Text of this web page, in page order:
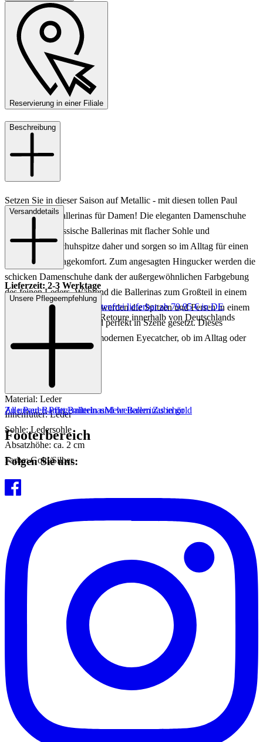
Reservierung in einer Filiale
Beschreibung
Setzen Sie in dieser Saison auf Metallic - mit diesen tollen Paul
Barritt Leder-Ballerinas für Damen! Die eleganten Damenschuhe
kommen als klassische Ballerinas mit flacher Sohle und
abgerundeter Schuhspitze daher und sorgen so im Alltag für einen
angenehmen Tragekomfort. Zum angesagten Hingucker werden die
schicken Damenschuhe dank der außergewöhnlichen Farbgebung
des feinen Leders. Während die Ballerinas zum Großteil in einem
frischen Silver erstrahlen, werden die Spitzen und Fersen in einem
warm schimmernden Gold perfekt in Szene gesetzt. Dieses
Farbspiel sorgt für einen modernen Eyecatcher, ob im Alltag oder
Artikelnr.: 103901692712
Material: Leder
Innenfutter: Leder
Sohle: Ledersohle
Absatzhöhe: ca. 2 cm
Farbe: Gold/Silber
Versanddetails
Lieferzeit: 2-3 Werktage
Keine Versandkosten:
kostenfrei lieferbar ab 79,95 € in DE
Einfache und Kostenlose Retoure innerhalb von Deutschlands
Unsere Pflegeempfehlung
Zu unseren Pflegemitteln und weiterem Zubehör
Alle Paul Barritt BallerinasMehr Ballerinas in gold
Footerbereich
Folgen Sie uns: